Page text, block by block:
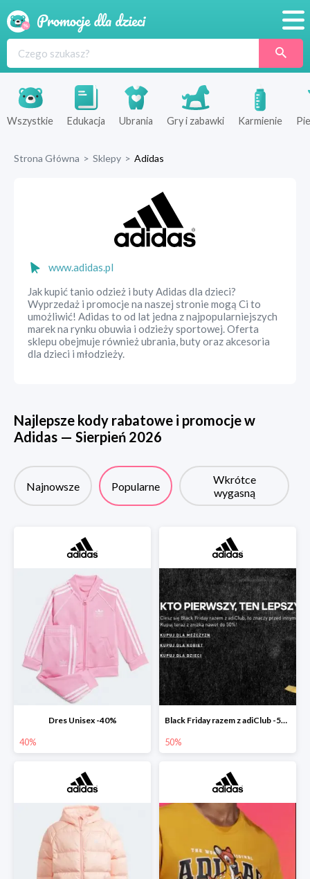
Produkty
Sklepy
Wszystkie Edukacja Ubrania Gry i zabawki Karmienie
Strona Główna > Sklepy > Adidas
www.adidas.pl
Jak kupić tanio odzież i buty Adidas dla dzieci?
Wyprzedaż i promocje na naszej stronie mogą Ci to
umożliwić! Adidas to od lat jedna z najpopularniejszych
marek na rynku obuwia i odzieży sportowej. Oferta
sklepu obejmuje również ubrania, buty oraz akcesoria
dla dzieci i młodzieży.
Najlepsze kody rabatowe i promocje w
Adidas — Sierpień 2026
Najnowsze Popularne
Wkrótce
wygasną
Dres Unisex -40%
40%
Black Friday razem z adiClub -50%
50%